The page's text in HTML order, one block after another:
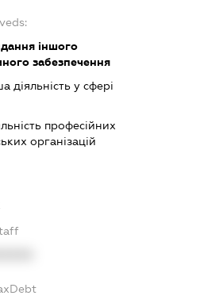
іншого
забезпечення
діяльність у сфері
професійних
організацій